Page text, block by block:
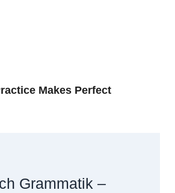
Makes Perfect
Grammatik –